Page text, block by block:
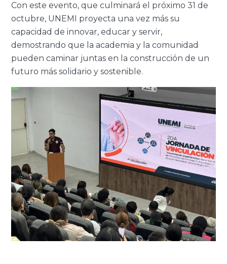
Con este evento, que culminará el próximo 31 de
octubre, UNEMI proyecta una vez más su
capacidad de innovar, educar y servir,
demostrando que la academia y la comunidad
pueden caminar juntas en la construcción de un
futuro más solidario y sostenible.